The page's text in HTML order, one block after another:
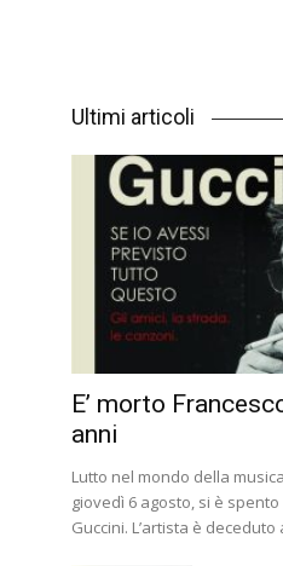
Ultimi articoli
E’ morto
anni
Lutto nel mondo della
giovedì 6 agosto, si è spento
Guccini. L’artista è deceduto